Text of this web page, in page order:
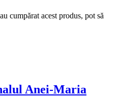
cumpărat acest produs, pot să
Anei-Maria